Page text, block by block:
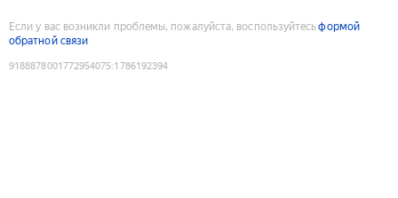
Если у вас возникли проблемы, пожалуйста, воспользуйтесьформой
обратной связи
9188878001772954075:1786192394